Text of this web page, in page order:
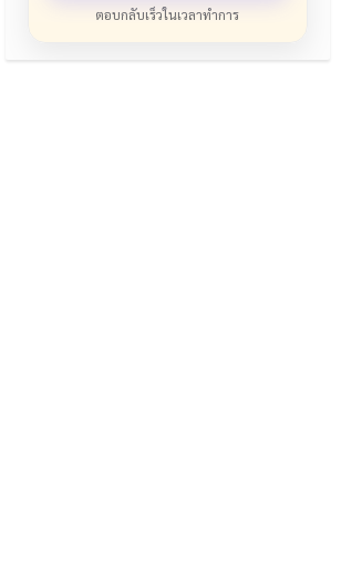
ตอบกลับเร็วในเวลาทำการ